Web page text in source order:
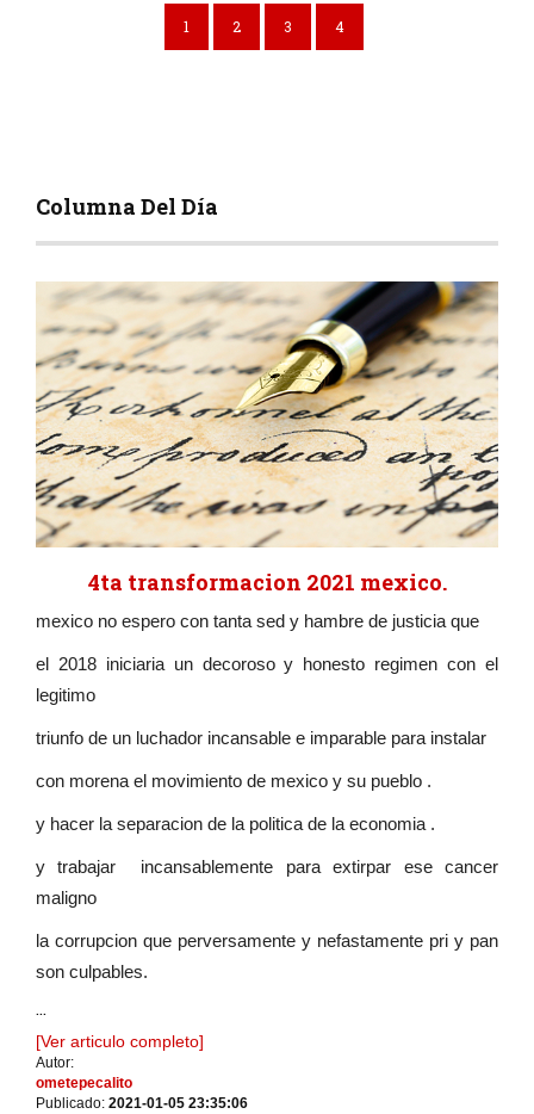
1 2 3 4
Columna Del Día
4ta transformacion 2021 mexico.
mexico no espero con tanta sed y hambre de justicia que
el 2018 iniciaria un decoroso y honesto regimen con el
legitimo
triunfo de un luchador incansable e imparable para instalar
con morena el movimiento de mexico y su pueblo .
y hacer la separacion de la politica de la economia .
y trabajar incansablemente para extirpar ese cancer
maligno
la corrupcion que perversamente y nefastamente pri y pan
son culpables.
...
[Ver articulo completo]
Autor:
ometepecalito
Publicado: 2021-01-05 23:35:06